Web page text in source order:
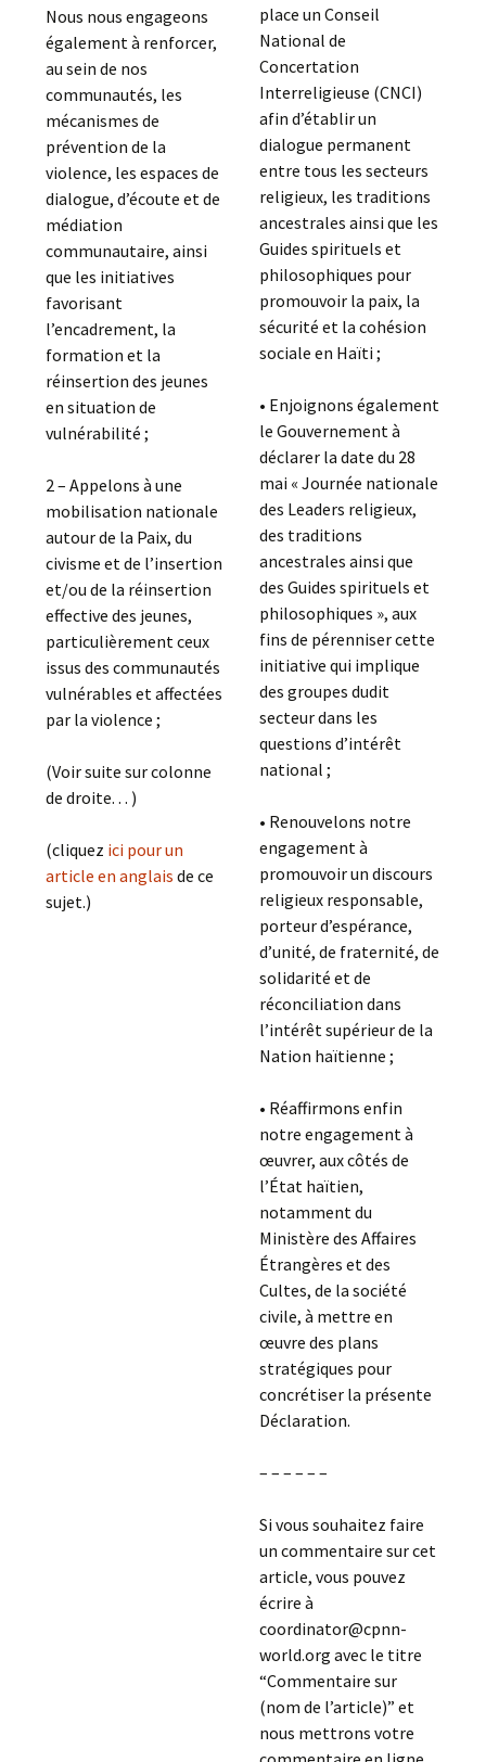
Nous nous engageons
également à renforcer,
au sein de nos
communautés, les
mécanismes de
prévention de la
violence, les espaces de
dialogue, d’écoute et de
médiation
communautaire, ainsi
que les initiatives
favorisant
l’encadrement, la
formation et la
réinsertion des jeunes
en situation de
vulnérabilité ;
2 – Appelons à une
mobilisation nationale
autour de la Paix, du
civisme et de l’insertion
et/ou de la réinsertion
effective des jeunes,
particulièrement ceux
issus des communautés
vulnérables et affectées
par la violence ;
(Voir suite sur colonne
de droite. . . )
(cliquez ici pour un
article en anglais de ce
sujet.)
place un Conseil
National de
Concertation
Interreligieuse (CNCI)
afin d’établir un
dialogue permanent
entre tous les secteurs
religieux, les traditions
ancestrales ainsi que les
Guides spirituels et
philosophiques pour
promouvoir la paix, la
sécurité et la cohésion
sociale en Haïti ;
• Enjoignons également
le Gouvernement à
déclarer la date du 28
mai « Journée nationale
des Leaders religieux,
des traditions
ancestrales ainsi que
des Guides spirituels et
philosophiques », aux
fins de pérenniser cette
initiative qui implique
des groupes dudit
secteur dans les
questions d’intérêt
national ;
• Renouvelons notre
engagement à
promouvoir un discours
religieux responsable,
porteur d’espérance,
d’unité, de fraternité, de
solidarité et de
réconciliation dans
l’intérêt supérieur de la
Nation haïtienne ;
• Réaffirmons enfin
notre engagement à
œuvrer, aux côtés de
l’État haïtien,
notamment du
Ministère des Affaires
Étrangères et des
Cultes, de la société
civile, à mettre en
œuvre des plans
stratégiques pour
concrétiser la présente
Déclaration.
– – – – – –
Si vous souhaitez faire
un commentaire sur cet
article, vous pouvez
écrire à
coordinator@cpnn-
world.org avec le titre
“Commentaire sur
(nom de l’article)” et
nous mettrons votre